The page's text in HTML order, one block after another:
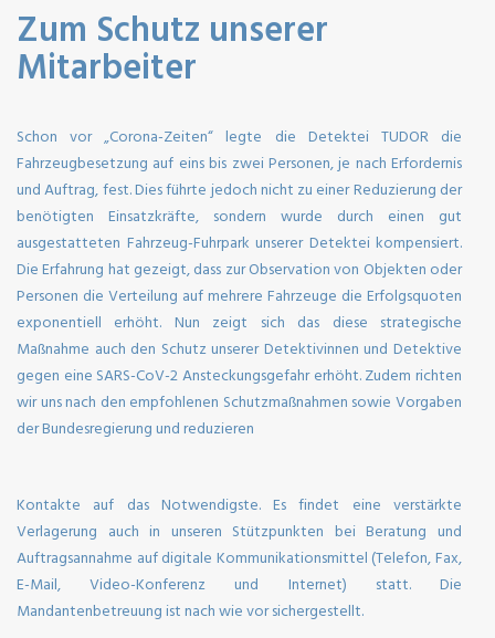
Zum Schutz unserer
Mitarbeiter
Schon vor „Corona-Zeiten“ legte die Detektei TUDOR die
Fahrzeugbesetzung auf eins bis zwei Personen, je nach Erfordernis
und Auftrag, fest. Dies führte jedoch nicht zu einer Reduzierung der
benötigten Einsatzkräfte, sondern wurde durch einen gut
ausgestatteten Fahrzeug-Fuhrpark unserer Detektei kompensiert.
Die Erfahrung hat gezeigt, dass zur Observation von Objekten oder
Personen die Verteilung auf mehrere Fahrzeuge die Erfolgsquoten
exponentiell erhöht. Nun zeigt sich das diese strategische
Maßnahme auch den Schutz unserer Detektivinnen und Detektive
gegen eine SARS-CoV-2 Ansteckungsgefahr erhöht. Zudem richten
wir uns nach den empfohlenen Schutzmaßnahmen sowie Vorgaben
der Bundesregierung und reduzieren
Kontakte auf das Notwendigste. Es findet eine verstärkte
Verlagerung auch in unseren Stützpunkten bei Beratung und
Auftragsannahme auf digitale Kommunikationsmittel (Telefon, Fax,
E-Mail, Video-Konferenz und Internet) statt. Die
Mandantenbetreuung ist nach wie vor sichergestellt.